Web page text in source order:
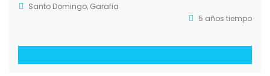
Santo Domingo, Garafia
5 años tiempo